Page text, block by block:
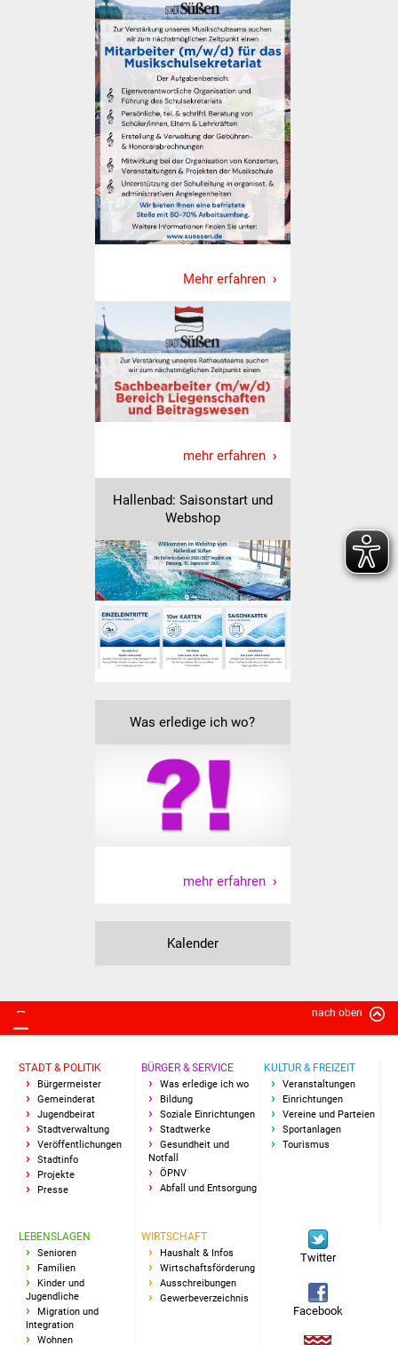
Bürgerbus (MOBS)
Abfall und Entsorgung
Kultur & Freizeit
Veranstaltungen
Stadtfest
Ostermarkt
Einrichtungen
Stadtbücherei
Stadtarchiv
Zehntscheuer
Vereine und Parteien
Selbsteintrag Vereine
Beirat Süßener Vereine
Erlebnisregion
Schwäbischer Albtrauf
Senioren
Sommerwochen für
Seniorenwohn- und
Pflegeheim
Kinder und Jugendliche
Schülerferienprogramm
Mehr erfahren
mehr erfahren
Hallenbad: Saisonstart und
Webshop
Was erledige ich wo?
mehr erfahren
Kalender
nach oben
STADT & POLITIK
Bürgermeister
Gemeinderat
Jugendbeirat
Stadtverwaltung
Veröffentlichungen
Stadtinfo
Projekte
Presse
BÜRGER & SERVICE
Was erledige ich wo
Bildung
Soziale Einrichtungen
Stadtwerke
Gesundheit und
Notfall
ÖPNV
Abfall und Entsorgung
KULTUR & FREIZEIT
Veranstaltungen
Einrichtungen
Vereine und Parteien
Sportanlagen
Tourismus
LEBENSLAGEN
Senioren
Familien
Kinder und
Jugendliche
Migration und
Integration
Wohnen
WIRTSCHAFT
Haushalt & Infos
Wirtschaftsförderung
Ausschreibungen
Gewerbeverzeichnis
Twitter
Facebook